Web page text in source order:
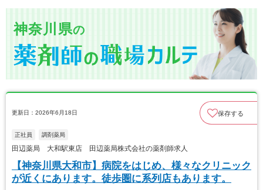
神奈川県の
更新日：2026年6月18日 保存する
正社員 調剤薬局
田辺薬局 大和駅東店 田辺薬局株式会社の薬剤師求人
【神奈川県大和市】病院をはじめ、様々なクリニック
が近くにあります。徒歩圏に系列店もあります。